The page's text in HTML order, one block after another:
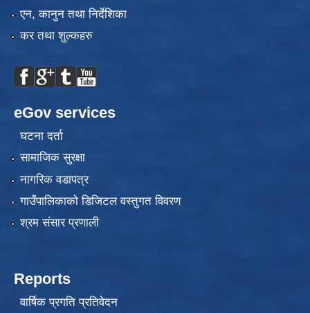
एन, कानुन तथा निर्देशिका
कर तथा शुल्कहरु
eGov services
घटना दर्ता
सामाजिक सुरक्षा
नागरिक वडापत्र
गाउँपालिकाको डिजिटल वस्तुगत विवरण
श्रम संसार प्रणाली
Reports
वार्षिक प्रगति प्रतिवेदन